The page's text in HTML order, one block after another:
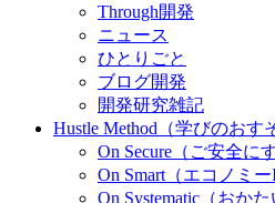
Through開発
ニュース
ひとりごと
ブログ開発
開発研究雑記
Hustle Method（学びのおす
On Secure（ご安全に
On Smart（エコノミー
On Systematic（おか